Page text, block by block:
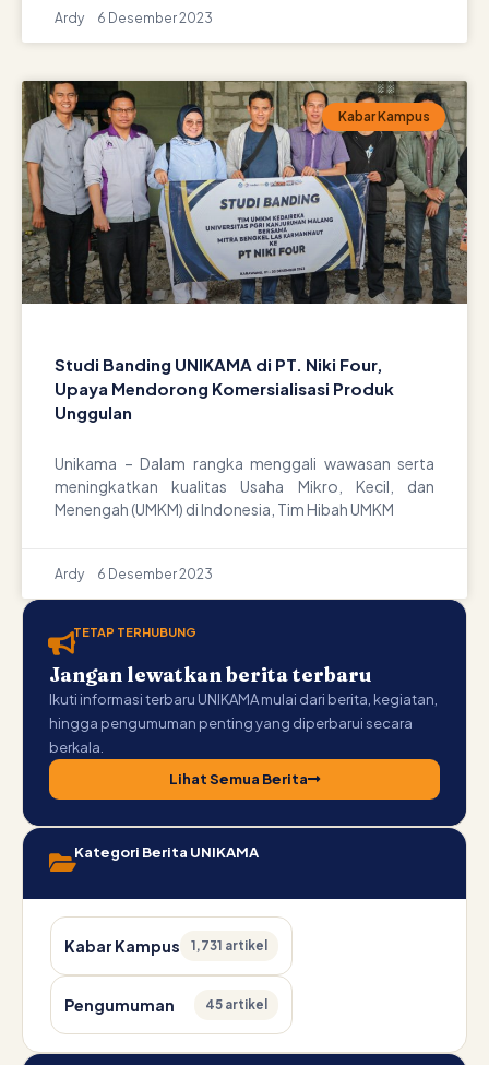
Ardy 6 Desember 2023
Kabar Kampus
Studi Banding UNIKAMA di PT. Niki Four,
Upaya Mendorong Komersialisasi Produk
Unggulan
Unikama – Dalam rangka menggali wawasan serta
meningkatkan kualitas Usaha Mikro, Kecil, dan
Menengah (UMKM) di Indonesia, Tim Hibah UMKM
Ardy 6 Desember 2023
TETAP TERHUBUNG
Jangan lewatkan berita terbaru
Ikuti informasi terbaru UNIKAMA mulai dari berita, kegiatan,
hingga pengumuman penting yang diperbarui secara
berkala.
Lihat Semua Berita
Kategori Berita UNIKAMA
Kabar Kampus 1,731 artikel
Pengumuman 45 artikel